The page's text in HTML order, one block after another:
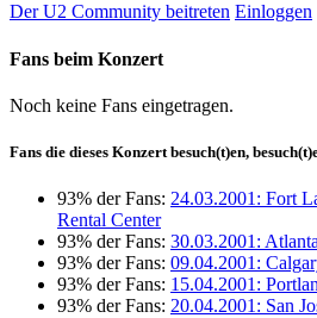
Der U2 Community beitreten Einloggen
Fans beim Konzert
Noch keine Fans eingetragen.
Fans die dieses Konzert besuch(t)en,
93% der Fans: 24.03.2001: Fort
Rental Center
93% der Fans: 30.03.2001:
93% der Fans: 09.04.2001:
93% der Fans: 15.04.2001:
93% der Fans: 20.04.2001: San